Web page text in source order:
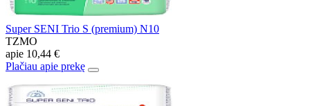
Super SENI Trio S (premium) N10
TZMO
apie 10,44 €
Plačiau apie prekę